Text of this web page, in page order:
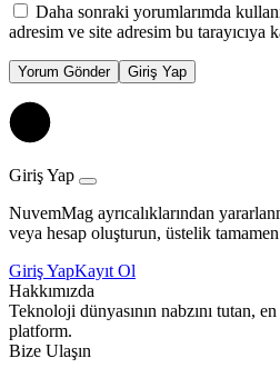
Daha sonraki yorumlarımda
adresim ve site adresim bu tarayıcıya
Yorum Gönder Giriş Yap
Giriş Yap
NuvemMag ayrıcalıklarından
veya hesap oluşturun, üstelik
Giriş YapKayıt Ol
Hakkımızda
Teknoloji dünyasının nabzını tutan,
platform.
Bize Ulaşın